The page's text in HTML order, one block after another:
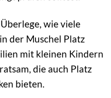
Überlege, wie viele
der Muschel Platz
mit kleinen Kindern
die auch Platz
bieten.